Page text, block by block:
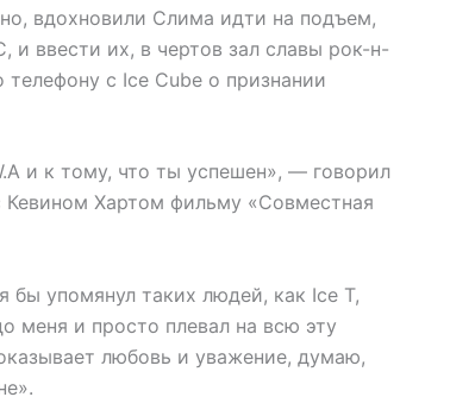
вдохновили Слима идти на подъем,
и ввести их, в чертов зал славы рок-н-
с Ice Cube о признании
и к тому, что ты успешен», — говорил
Кевином Хартом фильму «Совместная
бы упомянул таких людей, как Ice T,
меня и просто плевал на всю эту
любовь и уважение, думаю,